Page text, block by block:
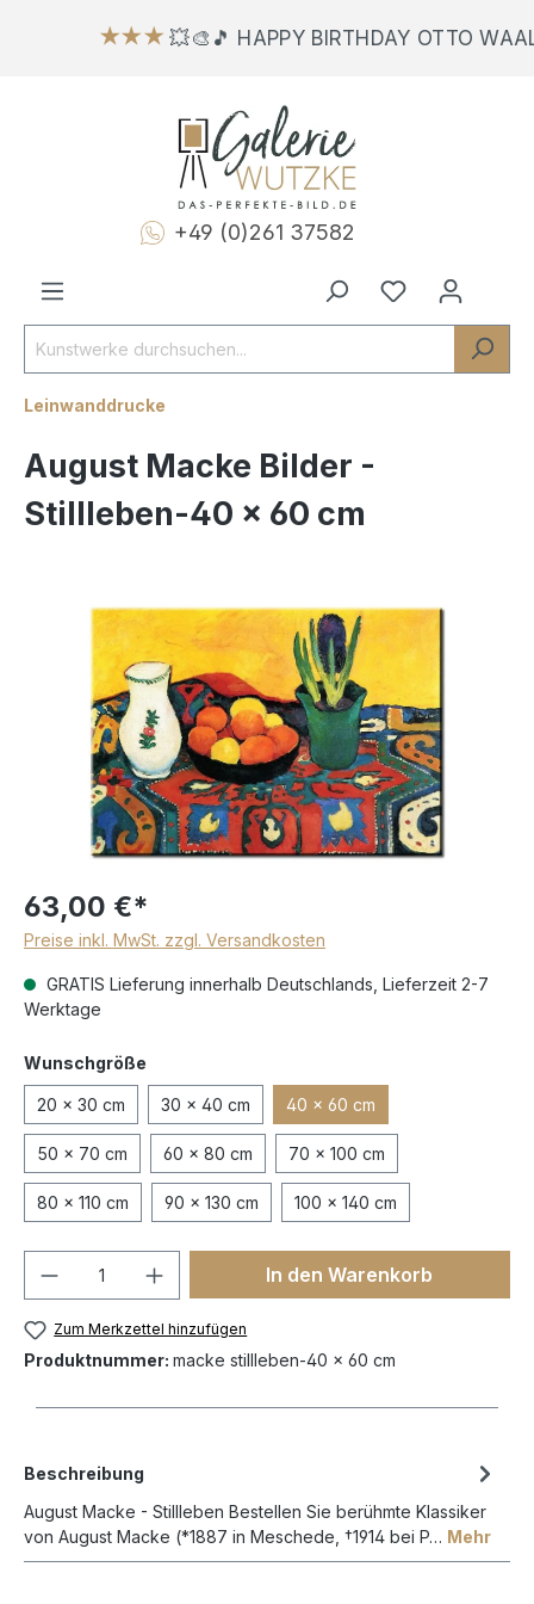
★★★💥🎨🎵 HAPPY BIRTHDAY OTTO
+49 (0)261 37582
Leinwanddrucke
August Macke Bilder -
Stillleben-40 x 60 cm
63,00 €*
Preise inkl. MwSt. zzgl. Versandkosten
GRATIS Lieferung innerhalb Deutschlands, Lieferzeit 2-7
Werktage
Wunschgröße
20 x 30 cm 30 x 40 cm 40 x 60 cm
50 x 70 cm 60 x 80 cm 70 x 100 cm
80 x 110 cm 90 x 130 cm 100 x 140 cm
In den Warenkorb
Zum Merkzettel hinzufügen
Produktnummer: macke stillleben-40 x 60 cm
Beschreibung
August Macke - Stillleben Bestellen Sie berühmte Klassiker
von August Macke (*1887 in Meschede, †1914 bei P… Mehr